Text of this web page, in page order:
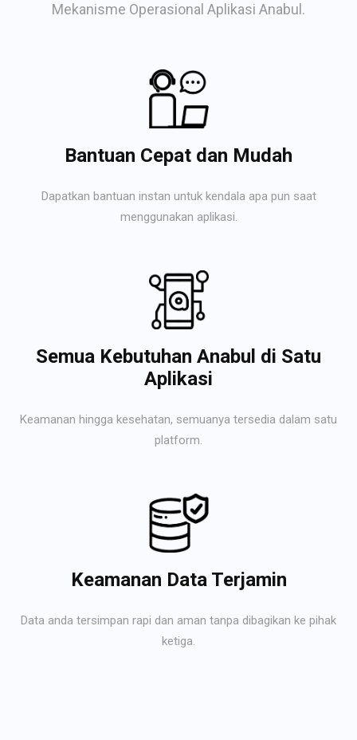
Mekanisme Operasional Aplikasi Anabul.
Bantuan Cepat dan Mudah
Dapatkan bantuan instan untuk kendala apa pun saat
menggunakan aplikasi.
Semua Kebutuhan Anabul di Satu
Aplikasi
Keamanan hingga kesehatan, semuanya tersedia dalam satu
platform.
Keamanan Data Terjamin
Data anda tersimpan rapi dan aman tanpa dibagikan ke pihak
ketiga.